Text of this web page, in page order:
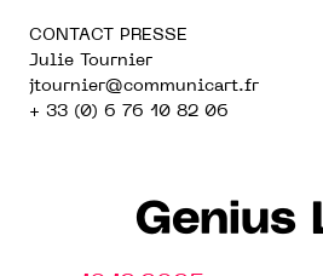
CONTACT PRESSE
Julie Tournier
jtournier@communicart.fr
+ 33 (0) 6 76 10 82 06
Genius